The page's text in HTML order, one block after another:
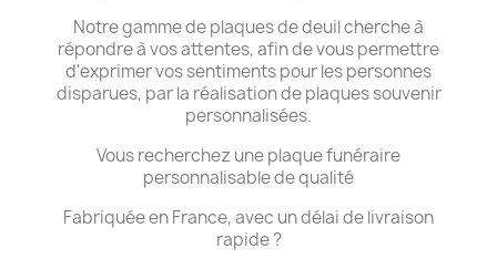
Notre gamme de plaques de deuil cherche à
répondre à vos attentes, afin de vous permettre
d'exprimer vos sentiments pour les personnes
disparues, par la réalisation de plaques souvenir
personnalisées.
Vous recherchez une plaque funéraire
personnalisable de qualité
Fabriquée en France, avec un délai de livraison
rapide ?